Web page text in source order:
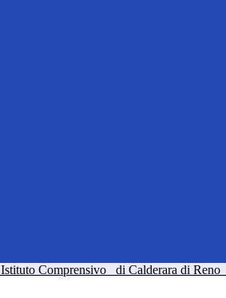
Istituto Comprensivo di Calderara di Reno